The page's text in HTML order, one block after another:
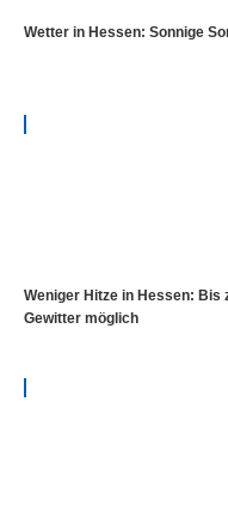
Wetter in Hessen: Sonnige
Weniger Hitze in Hessen: Bis
Gewitter möglich